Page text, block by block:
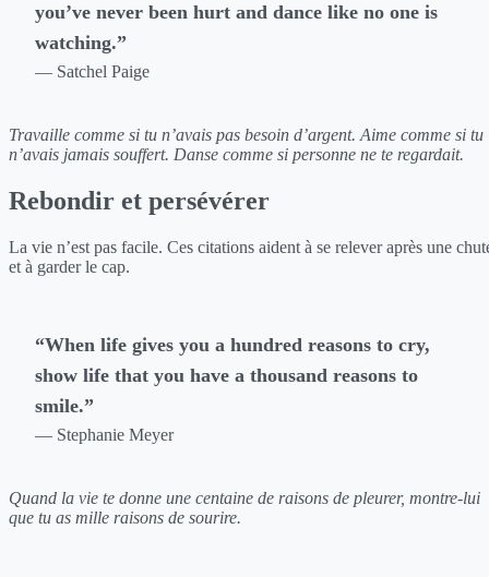
you’ve never been hurt and dance like no one is
watching.”
— Satchel Paige
Travaille comme si tu n’avais pas besoin d’argent. Aime comme si tu
n’avais jamais souffert. Danse comme si personne ne te regardait.
Rebondir et persévérer
La vie n’est pas facile. Ces citations aident à se relever après une
et à garder le cap.
“When life gives you a hundred reasons to cry,
show life that you have a thousand reasons to
smile.”
— Stephanie Meyer
Quand la vie te donne une centaine de raisons de pleurer, montre-lui
que tu as mille raisons de sourire.